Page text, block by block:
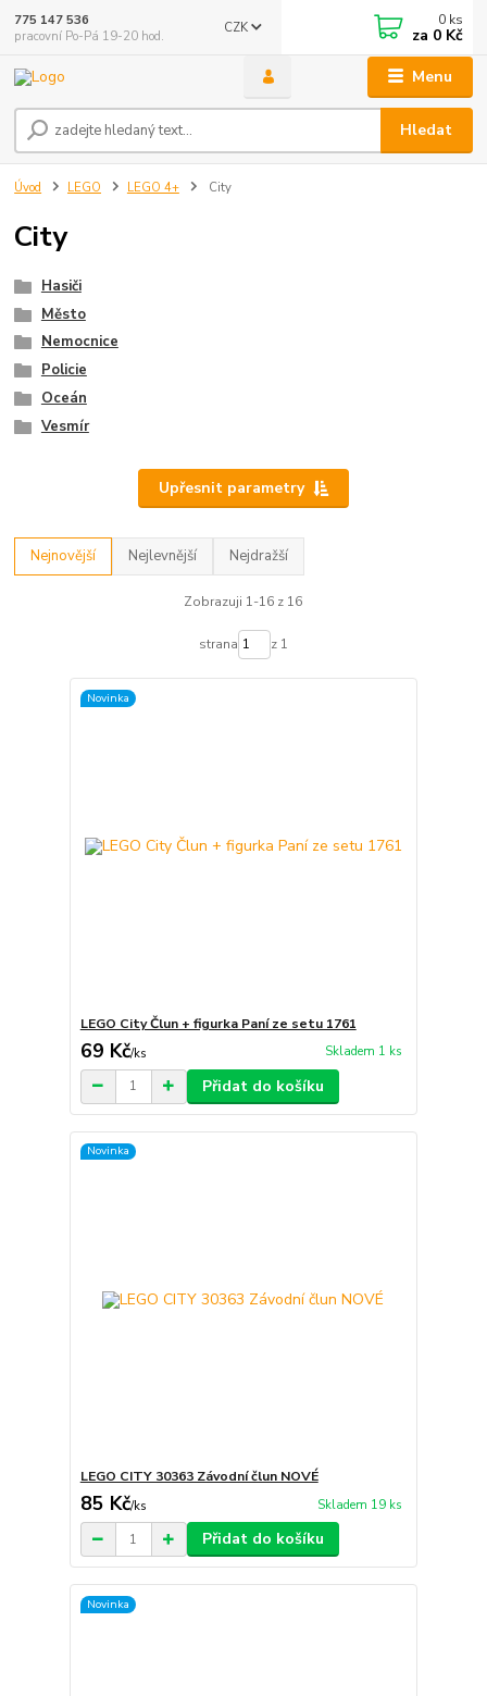
Menu
CZK
Hledat
775 147 536
pracovní Po-Pá 19-20 hod.
0 ks
za 0 Kč
Úvod LEGO LEGO 4+ City
City
Hasiči
Město
Nemocnice
Policie
Oceán
Vesmír
Upřesnit parametry
Nejnovější Nejlevnější Nejdražší
Zobrazuji 1-16 z 16
strana z 1
Novinka
LEGO City Člun + figurka Paní ze setu 1761
69 Kč/ks Skladem 1 ks
Přidat do košíku
Novinka
LEGO CITY 30363 Závodní člun NOVÉ
85 Kč/ks Skladem 19 ks
Přidat do košíku
Novinka